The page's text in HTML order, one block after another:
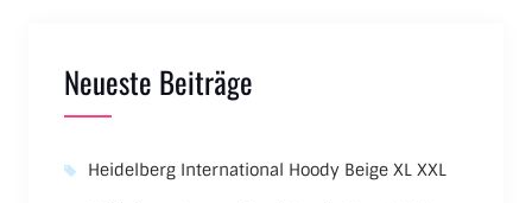
Neueste Beiträge
Heidelberg International Hoody Beige XL XXL